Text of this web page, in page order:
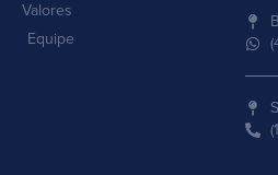
Valores
Equipe